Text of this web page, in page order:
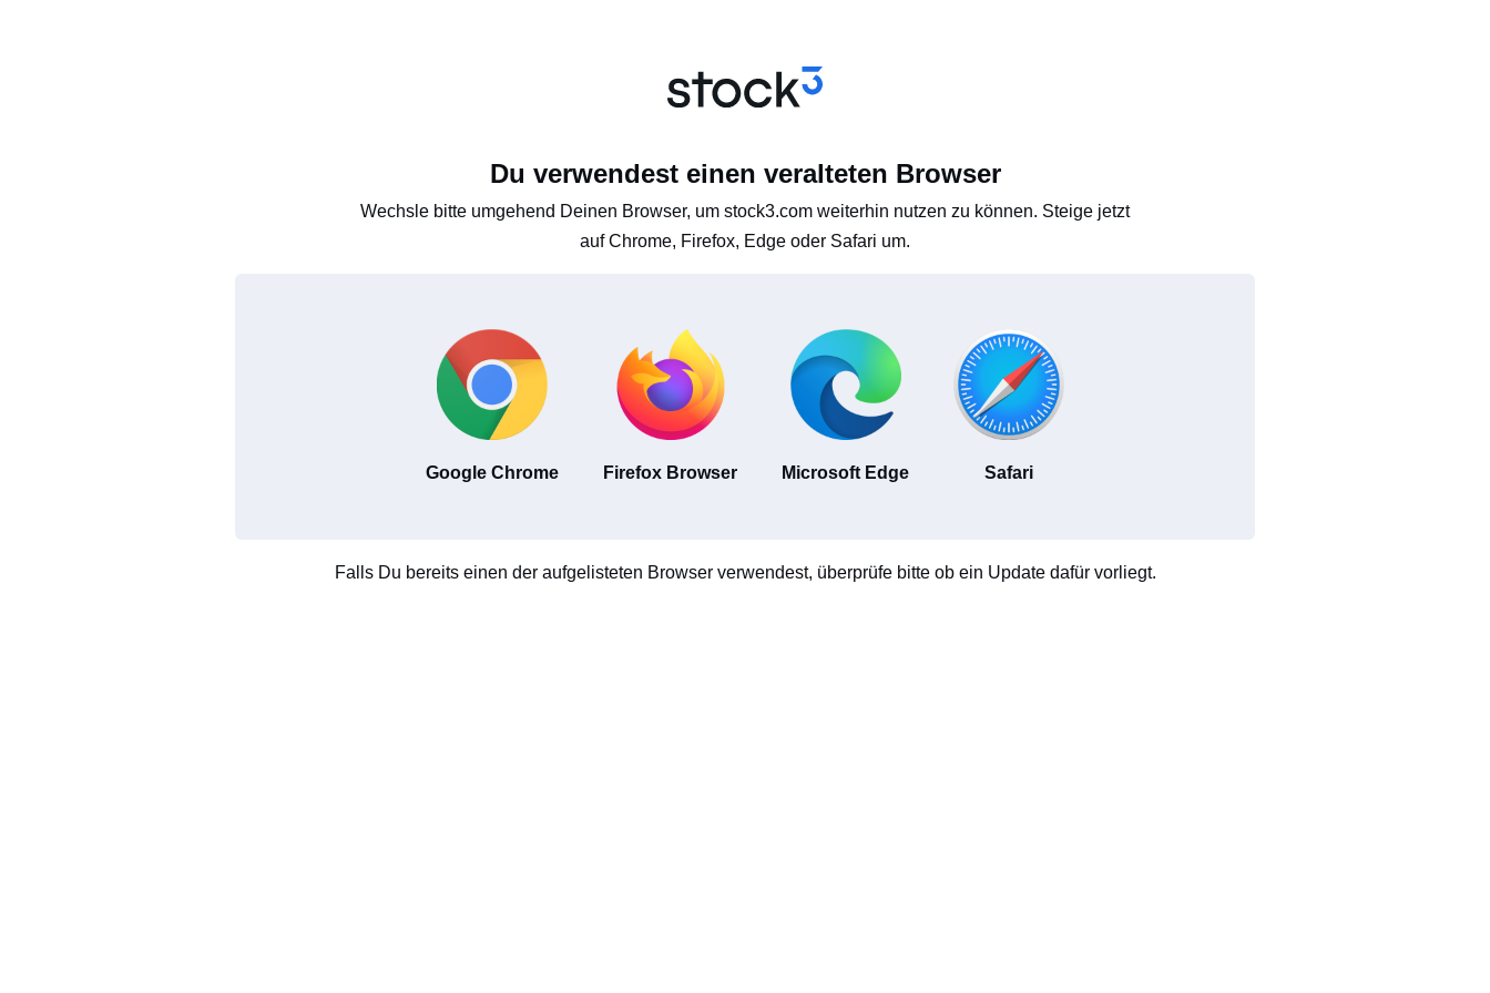
Du verwendest einen veralteten Browser
Wechsle bitte umgehend Deinen Browser, um stock3.com weiterhin nutzen zu können. Steige jetzt
auf Chrome, Firefox, Edge oder Safari um.
Google Chrome Firefox Browser Microsoft Edge Safari
Falls Du bereits einen der aufgelisteten Browser verwendest, überprüfe bitte ob ein Update dafür vorliegt.